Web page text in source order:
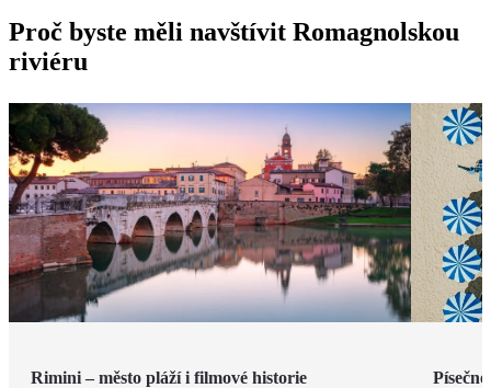
Proč byste měli navštívit Romagnolskou
riviéru
Rimini – město pláží i filmové historie